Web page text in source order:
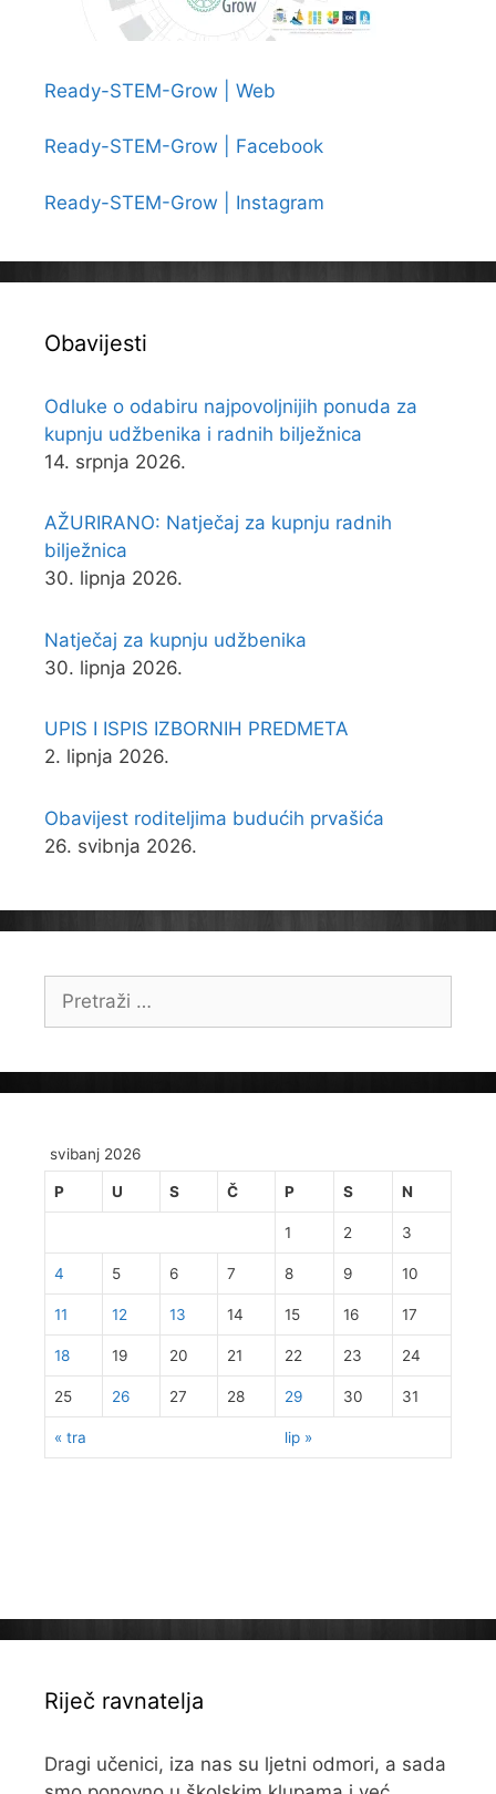
Ready-STEM-Grow | Web
Ready-STEM-Grow | Facebook
Ready-STEM-Grow | Instagram
Obavijesti
Odluke o odabiru najpovoljnijih ponuda za
kupnju udžbenika i radnih bilježnica
14. srpnja 2026.
AŽURIRANO: Natječaj za kupnju radnih
bilježnica
30. lipnja 2026.
Natječaj za kupnju udžbenika
30. lipnja 2026.
UPIS I ISPIS IZBORNIH PREDMETA
2. lipnja 2026.
Obavijest roditeljima budućih prvašića
26. svibnja 2026.
svibanj 2026
P U S Č P S N
« tra lip »
1 2 3
4 5 6 7 8 9 10
11 12 13 14 15 16 17
18 19 20 21 22 23 24
25 26 27 28 29 30 31
Riječ ravnatelja
Dragi učenici, iza nas su ljetni odmori, a sada